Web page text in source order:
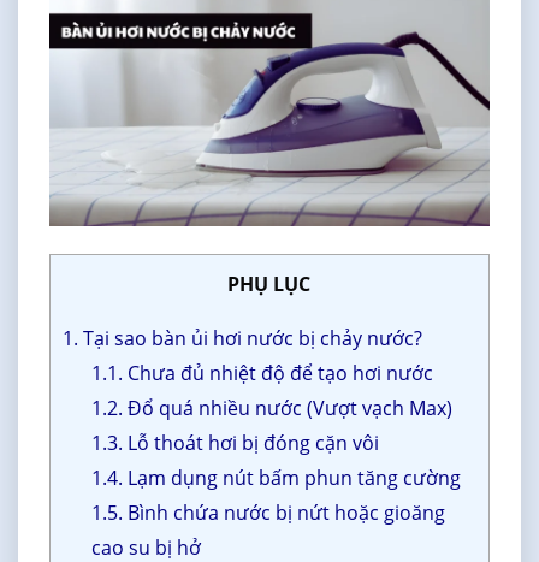
PHỤ LỤC
1. Tại sao bàn ủi hơi nước bị chảy nước?
1.1. Chưa đủ nhiệt độ để tạo hơi nước
1.2. Đổ quá nhiều nước (Vượt vạch Max)
1.3. Lỗ thoát hơi bị đóng cặn vôi
1.4. Lạm dụng nút bấm phun tăng cường
1.5. Bình chứa nước bị nứt hoặc gioăng
cao su bị hở